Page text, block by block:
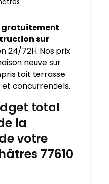
gratuitement
sur
24/72H. Nos prix
neuve sur
toit terrasse
concurrentiels.
total
la
votre
77610